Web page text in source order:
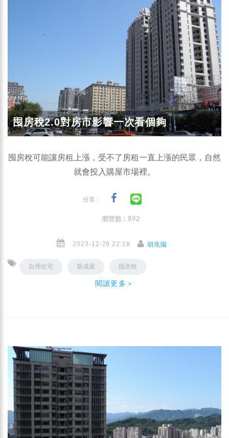
囤房稅2.0對房市影響一次看個夠
囤房稅可能讓房租上漲，受不了房租一直上漲的民眾，自然
就會投入購屋市場裡。
分享：
瀏覽數 : 892
2023-12-29 22:18 胡兆陽
自用住宅 新成屋 囤房稅
閱讀更多＞